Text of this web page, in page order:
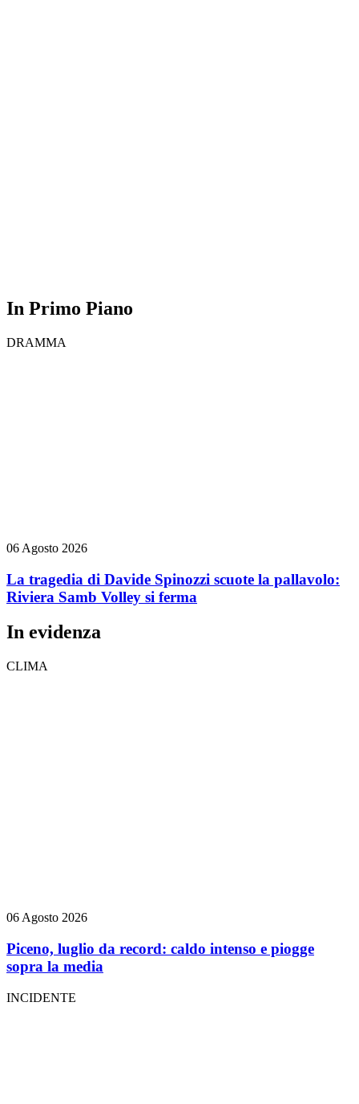
In Primo Piano
DRAMMA
06 Agosto 2026
La tragedia di Davide Spinozzi scuote la pallavolo:
Riviera Samb Volley si ferma
In evidenza
CLIMA
06 Agosto 2026
Piceno, luglio da record: caldo intenso e piogge
sopra la media
INCIDENTE